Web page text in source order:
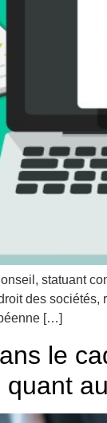
statuant
des
[…]
le
quant